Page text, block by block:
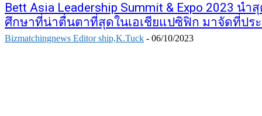
Bett Asia Leadership Summit & Expo 2023 น
ศึกษาที่น่าตื่นตาที่สุดในเอเชียแปซิฟิก มาจัดที่ปร
Bizmatchingnews Editor ship,K.Tuck - 06/10/2023